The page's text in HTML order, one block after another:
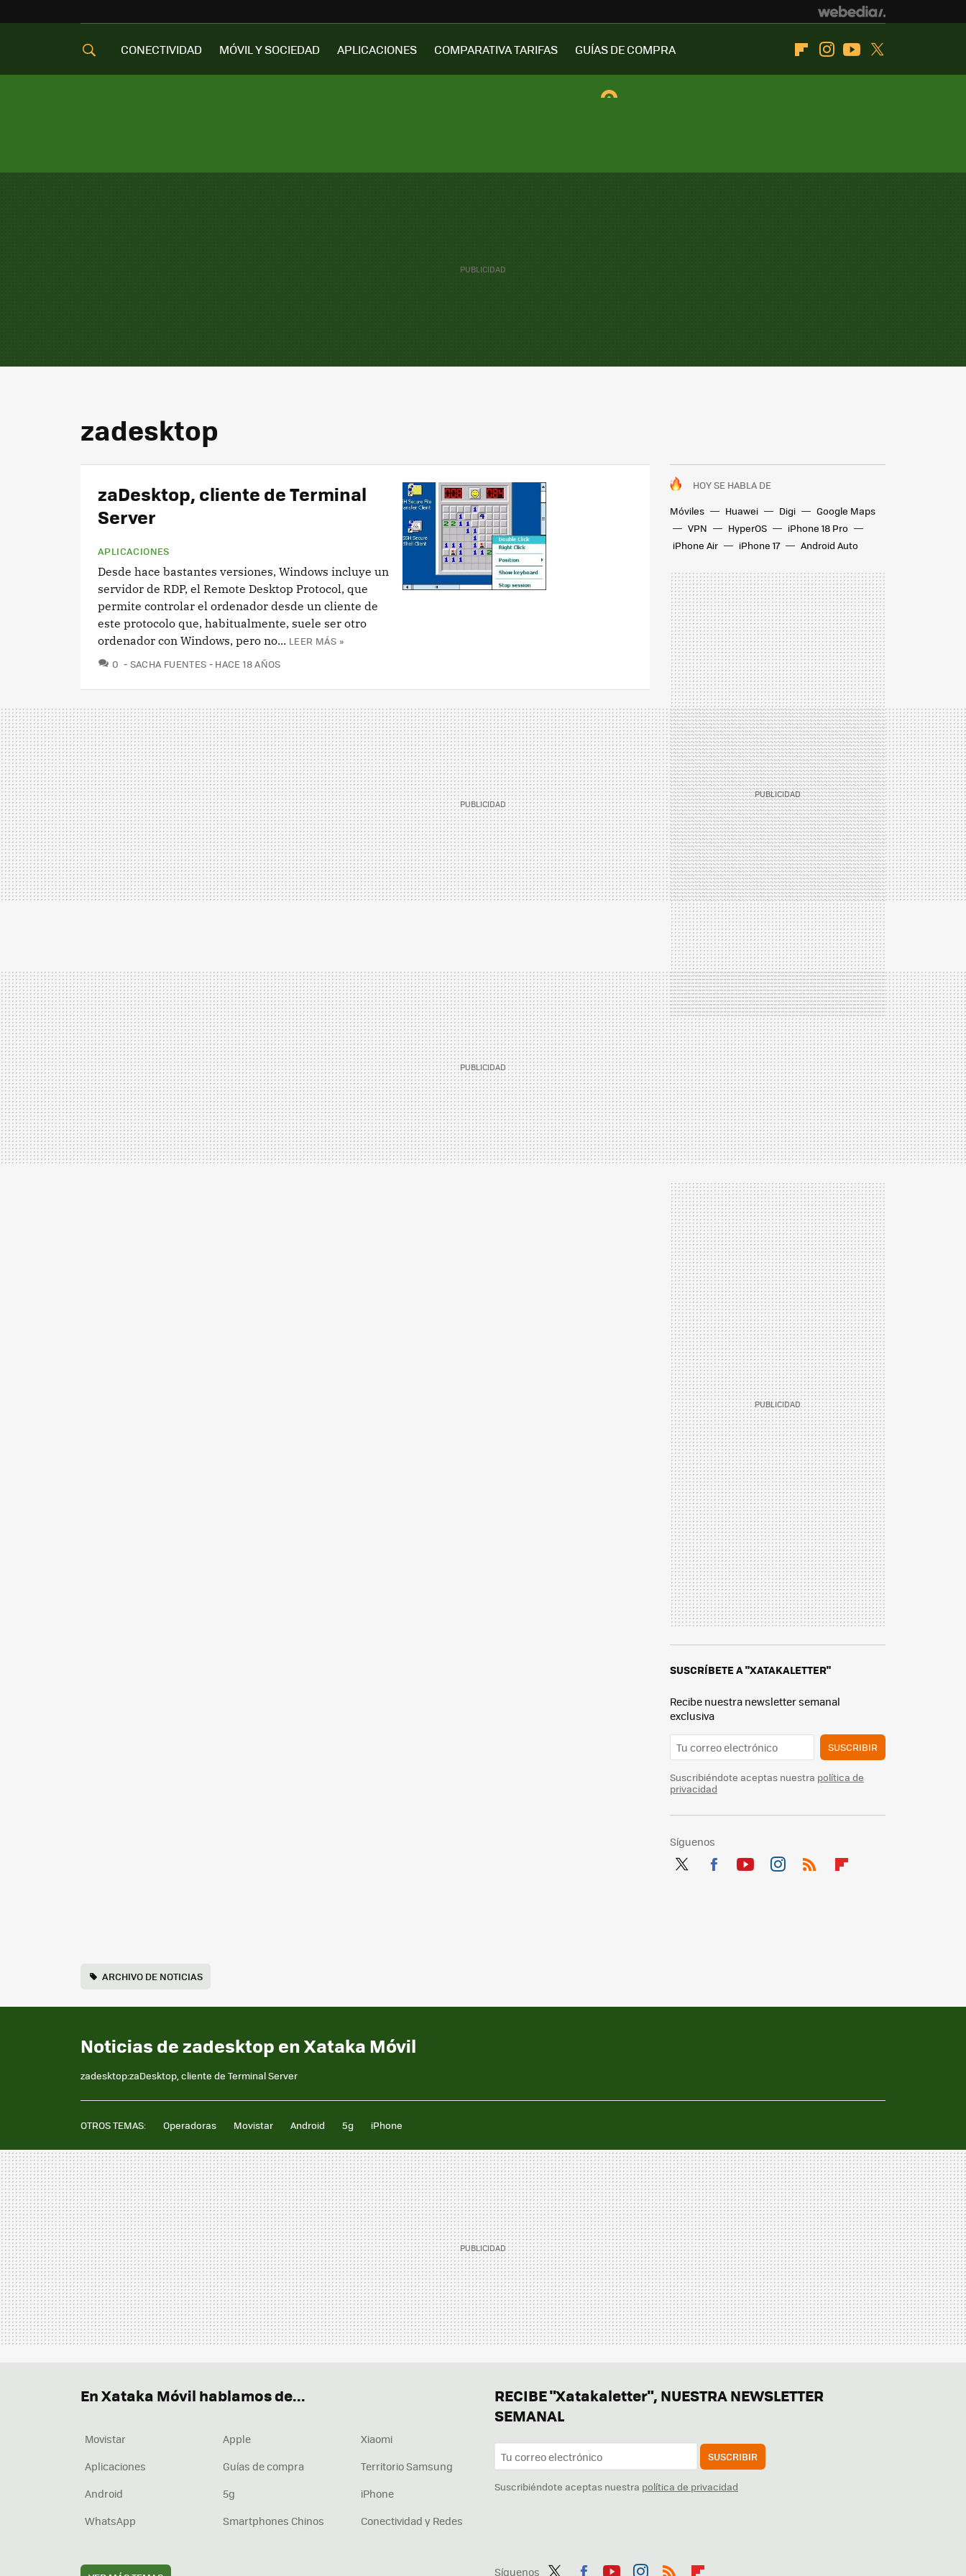
CONECTIVIDAD MÓVIL Y SOCIEDAD APLICACIONES COMPARATIVA TARIFAS
GUÍAS DE COMPRA
FlipboardInstagramYoutube
zadesktop
HOY SE HABLA DE
Móviles
Huawei Digi
Google Maps
VPN
HyperOS
iPhone 18 Pro
iPhone Air
iPhone 17 Android Auto
zaDesktop, cliente de Terminal
Server
APLICACIONES
Desde hace bastantes versiones, Windows incluye un
servidor de RDP, el Remote Desktop Protocol, que
permite controlar el ordenador desde un cliente de
este protocolo que, habitualmente, suele ser otro
ordenador con Windows, pero no... LEER MÁS »
0 COMENTARIOS
SACHA FUENTES HACE 18 AÑOS
SUSCRÍBETE A "XATAKALETTER"
Recibe nuestra newsletter semanal
exclusiva
SUSCRIBIR
Suscribiéndote aceptas nuestra política de
privacidad
Síguenos
ARCHIVO DE NOTICIAS
Noticias de zadesktop en Xataka Móvil
zadesktop:zaDesktop, cliente de Terminal Server
OTROS TEMAS: Operadoras Movistar Android 5g iPhone
RECIBE "Xatakaletter", NUESTRA NEWSLETTER
SEMANAL
SUSCRIBIR
Suscribiéndote aceptas nuestra política de privacidad
Síguenos
En Xataka Móvil hablamos de...
Movistar Apple
Xiaomi
Aplicaciones
Guías de compra
Territorio Samsung
Android
5g
iPhone
WhatsApp
Smartphones Chinos Conectividad y Redes